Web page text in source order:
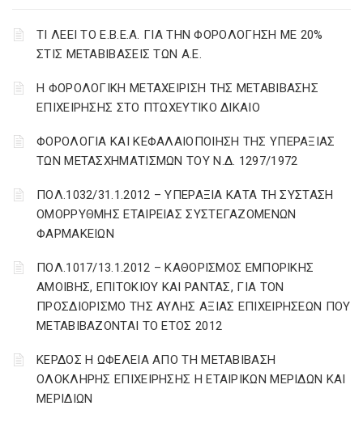
ΤΙ ΛΕΕΙ ΤΟ Ε.Β.Ε.Α. ΓΙΑ ΤΗΝ ΦΟΡΟΛΟΓΗΣΗ ΜΕ 20%
ΣΤΙΣ ΜΕΤΑΒΙΒΑΣΕΙΣ ΤΩΝ Α.Ε.
H ΦΟΡΟΛΟΓΙΚΗ ΜΕΤΑΧΕΙΡΙΣΗ ΤΗΣ ΜΕΤΑΒΙΒΑΣΗΣ
ΕΠΙΧΕΙΡΗΣΗΣ ΣΤΟ ΠΤΩΧΕΥΤΙΚΟ ΔΙΚΑΙΟ
ΦΟΡΟΛΟΓΙΑ ΚΑΙ ΚΕΦΑΛΑΙΟΠΟΙΗΣΗ ΤΗΣ ΥΠΕΡΑΞΙΑΣ
ΤΩΝ ΜΕΤΑΣΧΗΜΑΤΙΣΜΩΝ ΤΟΥ N.Δ. 1297/1972
ΠΟΛ.1032/31.1.2012 – ΥΠΕΡΑΞΙΑ ΚΑΤΑ ΤΗ ΣΥΣΤΑΣΗ
ΟΜΟΡΡΥΘΜΗΣ ΕΤΑΙΡΕΙΑΣ ΣΥΣΤΕΓΑΖΟΜΕΝΩΝ
ΦΑΡΜΑΚΕΙΩΝ
ΠΟΛ.1017/13.1.2012 – ΚΑΘΟΡΙΣΜΟΣ ΕΜΠΟΡΙΚΗΣ
ΑΜΟΙΒΗΣ, ΕΠΙΤΟΚΙΟΥ ΚΑΙ ΡΑΝΤΑΣ, ΓΙΑ ΤΟΝ
ΠΡΟΣΔΙΟΡΙΣΜΟ ΤΗΣ ΑΥΛΗΣ ΑΞΙΑΣ ΕΠΙΧΕΙΡΗΣΕΩΝ ΠΟΥ
ΜΕΤΑΒΙΒΑΖΟΝΤΑΙ ΤΟ ΕΤΟΣ 2012
ΚΕΡΔΟΣ Η ΩΦΕΛΕΙΑ ΑΠΟ ΤΗ ΜΕΤΑΒΙΒΑΣΗ
ΟΛΟΚΛΗΡΗΣ ΕΠΙΧΕΙΡΗΣΗΣ Η ΕΤΑΙΡΙΚΩΝ ΜΕΡΙΔΩΝ ΚΑΙ
ΜΕΡΙΔΙΩΝ